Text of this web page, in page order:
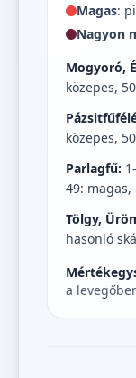
Magas:
Nagyon
Mogyoró,
közepes,
közepes,
Parlagfű:
49:
Tölgy,
hasonló
a